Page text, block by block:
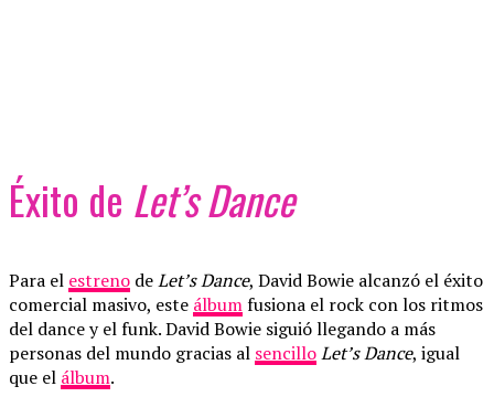
Éxito de Let’s Dance
Para el estreno deLet’s Dance, David Bowie alcanzó el éxito
comercial masivo, este álbumfusiona el rock con los ritmos
del dance y el funk. David Bowie siguió llegando a más
personas del mundo gracias al sencilloLet’s Dance, igual
que el álbum.